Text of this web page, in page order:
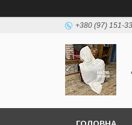
+380 (97) 151-